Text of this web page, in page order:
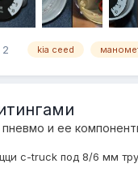
2 kia ceed
и ее
c-truck под 8/6 мм